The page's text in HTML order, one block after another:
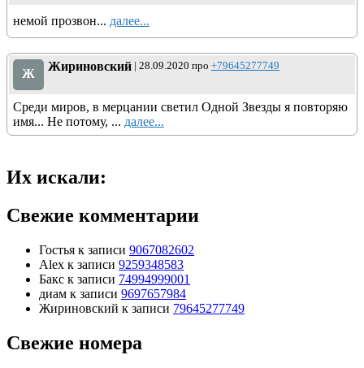
немой прозвон... далее...
Ж
Жириновский | 28.09.2020 про +79645277749
Среди миров, в мерцании светил Одной Звезды я повторяю
имя... Не потому, ... далее...
Их искали:
Свежие комментарии
Гостья к записи 9067082602
Alex к записи 9259348583
Бакс к записи 74994999001
диам к записи 9697657984
Жириновский к записи 79645277749
Свежие номера